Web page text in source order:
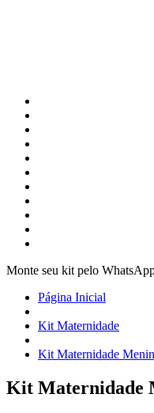
Monte seu kit pelo
Página Inicial
Kit Maternidade
Kit Maternidade
Kit Maternidade